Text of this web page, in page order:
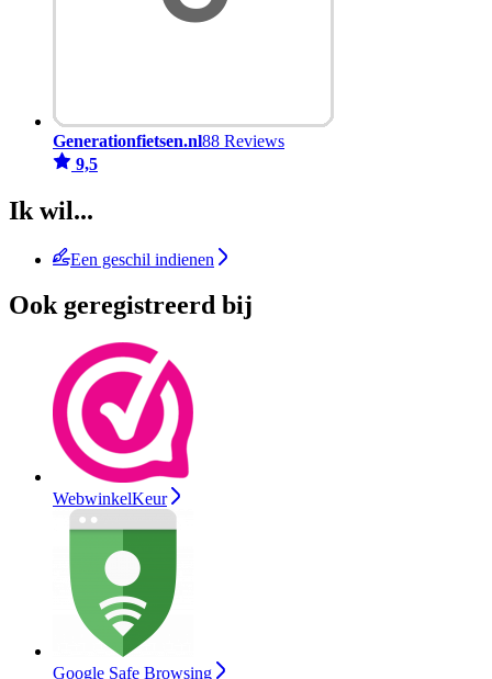
Generationfietsen.nl88 Reviews
9,5
Ik wil...
Een geschil indienen
Ook geregistreerd bij
WebwinkelKeur
Google Safe Browsing